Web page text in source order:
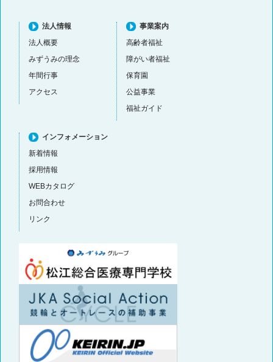
法人情報
法人概要
みずうみの理念
年間行事
アクセス
事業案内
高齢者福祉
障がい者福祉
保育園
公益事業
福祉ガイド
インフォメーション
新着情報
採用情報
WEBカタログ
お問合わせ
リンク